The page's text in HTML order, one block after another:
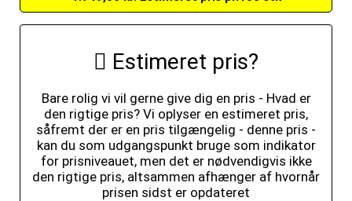
Estimeret pris?
Bare rolig vi vil gerne give dig en pris - Hvad er
den rigtige pris? Vi oplyser en estimeret pris,
såfremt der er en pris tilgængelig - denne pris -
kan du som udgangspunkt bruge som indikator
for prisniveauet, men det er nødvendigvis ikke
den rigtige pris, altsammen afhænger af hvornår
prisen sidst er opdateret